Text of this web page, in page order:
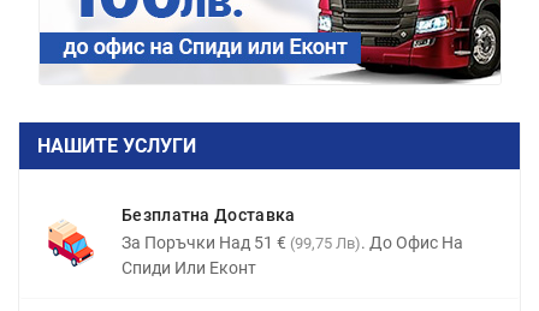
НАШИТЕ УСЛУГИ
Безплатна Доставка
За Поръчки Над 51 € (99,75 Лв). До Офис На
Спиди Или Еконт